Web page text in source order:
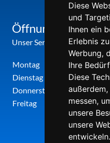
Diese
und
Ihnen ein
Erlebnis
Werbung,
Ihre
Diese
messen,
unsere
unsere
entwickeln.
Öffnungszeiten
Unser Service-Center ist zu
Montag
12:00
Dienstag
09:00
Donnerstag
09:00
Freitag
09:00